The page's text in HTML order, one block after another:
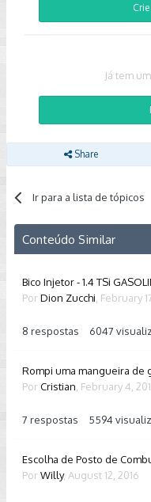
Já tem
Share
Ir para a lista de tópicos
Conteúdo Similar
Bico Injetor - 1.4 TSi
Por Dion Zucchi February
8 respostas 6047
Rompi uma mangueira de
Por Cristian February 4,
7 respostas 5594
Escolha de Posto de
Por Willy, August 12, 2016